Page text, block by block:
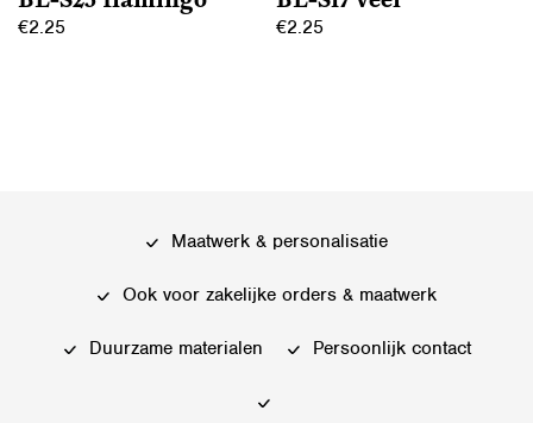
productpagina
productpagina
€2.25
worden
€2.25
optie
kan
worden
Maatwerk & personalisatie
Ook voor zakelijke orders & maatwerk
Duurzame materialen Persoonlijk contact